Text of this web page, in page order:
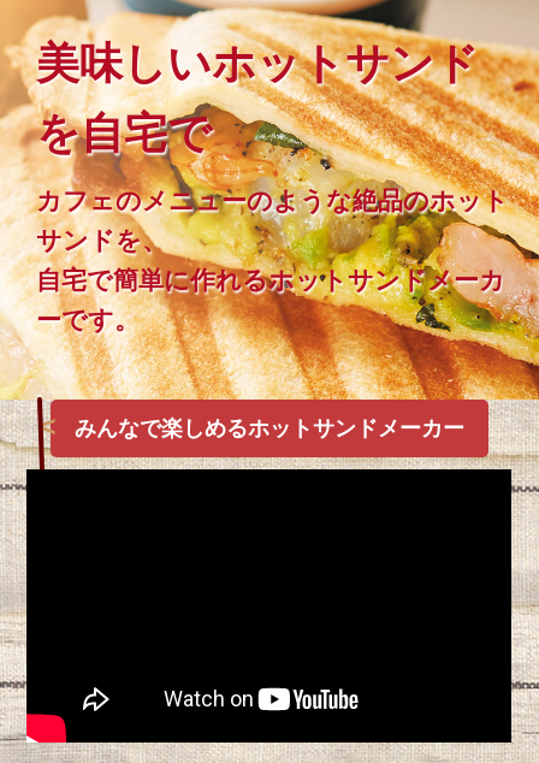
美味しいホットサンド
を自宅で
カフェのメニューのような絶品のホット
サンドを、
自宅で簡単に作れるホットサンドメーカ
ーです。
みんなで楽しめるホットサンドメーカー